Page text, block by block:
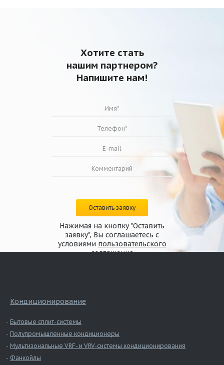
Хотите стать
нашим партнером?
Напишите нам!
Оставить заявку
Нажимая на кнопку "Оставить
заявку", Вы соглашаетесь с
условиями пользовательского
соглашения
Кондиционирование
Бытовые сплит-системы
Полупромышленные кондиционеры
Мультизональные VRF- и VRV-системы кондиционирования
Фанкойлы